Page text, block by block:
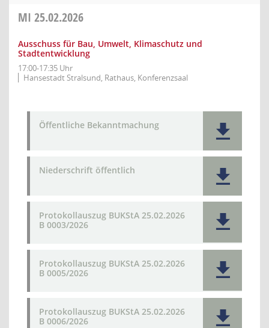
MI 25.02.2026
Ausschuss für Bau, Umwelt, Klimaschutz und
Stadtentwicklung
17:00-17:35 Uhr
Hansestadt Stralsund, Rathaus, Konferenzsaal
Öffentliche Bekanntmachung
Niederschrift öffentlich
Protokollauszug BUKStA 25.02.2026
B 0003/2026
Protokollauszug BUKStA 25.02.2026
B 0005/2026
Protokollauszug BUKStA 25.02.2026
B 0006/2026